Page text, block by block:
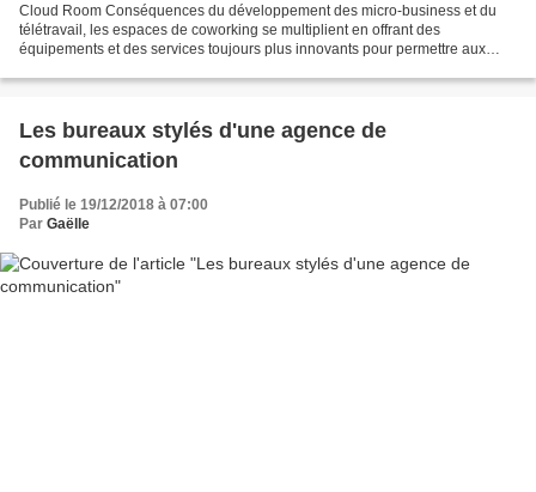
Cloud Room Conséquences du développement des micro-business et du
télétravail, les espaces de coworking se multiplient en offrant des
équipements et des services toujours plus innovants pour permettre aux
Les bureaux stylés d'une agence de
communication
Publié le 19/12/2018 à 07:00
Par Gaëlle